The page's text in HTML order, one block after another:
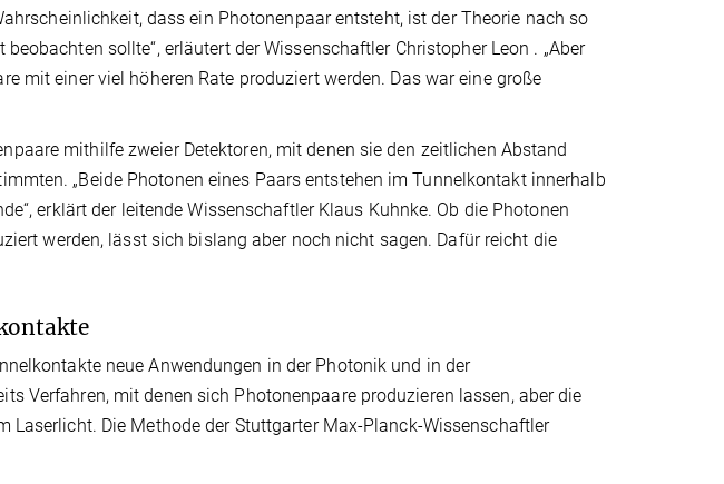
dass ein Photonenpaar entsteht, ist der Theorie nach so
sollte“, erläutert der Wissenschaftler Christopher Leon . „Aber
mit einer viel höheren Rate produziert werden. Das war eine große
mithilfe zweier Detektoren, mit denen sie den zeitlichen Abstand
„Beide Photonen eines Paars entstehen im Tunnelkontakt innerhalb
erklärt der leitende Wissenschaftler Klaus Kuhnke. Ob die Photonen
werden, lässt sich bislang aber noch nicht sagen. Dafür reicht die
neue Anwendungen in der Photonik und in der
Verfahren, mit denen sich Photonenpaare produzieren lassen, aber die
Laserlicht. Die Methode der Stuttgarter Max-Planck-Wissenschaftler